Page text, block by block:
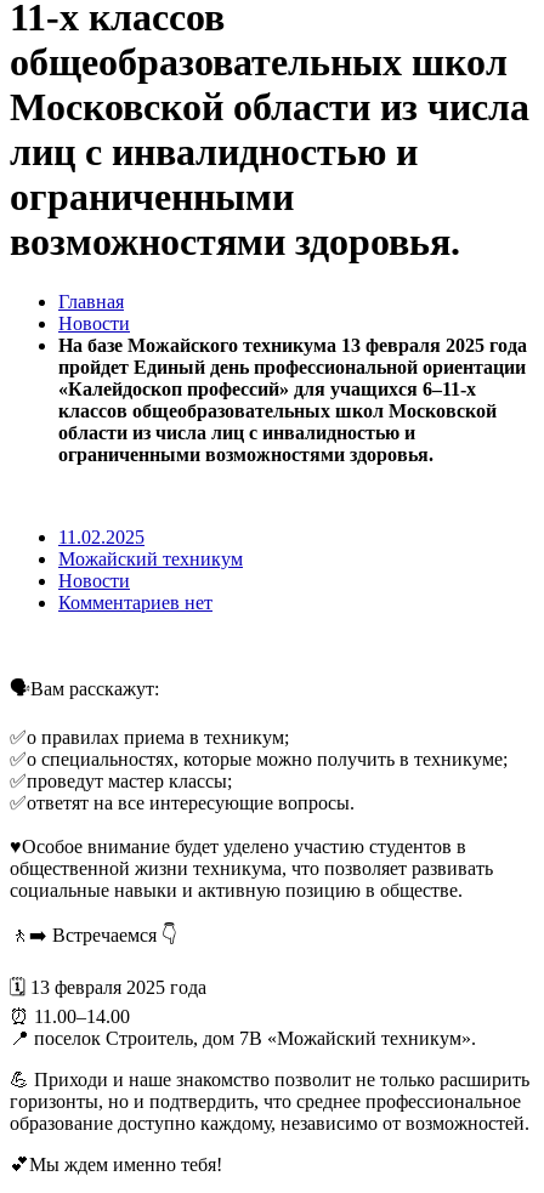
11-х классов
общеобразовательных школ
Московской области из числа
лиц с инвалидностью и
ограниченными
возможностями здоровья.
Главная
Новости
На базе Можайского техникума 13 февраля 2025 года
пройдет Единый день профессиональной ориентации
«Калейдоскоп профессий» для учащихся 6–11-х
классов общеобразовательных школ Московской
области из числа лиц с инвалидностью и
ограниченными возможностями здоровья.
11.02.2025
Можайский техникум
Новости
Комментариев нет
🗣️Вам расскажут:
✅о правилах приема в техникум;
✅о специальностях, которые можно получить в техникуме;
✅проведут мастер классы;
✅ответят на все интересующие вопросы.
♥️Особое внимание будет уделено участию студентов в
общественной жизни техникума, что позволяет развивать
социальные навыки и активную позицию в обществе.
🚶‍➡️ Встречаемся 👇
🗓️ 13 февраля 2025 года
⏰ 11.00–14.00
📍 поселок Строитель, дом 7В «Можайский техникум».
💪 Приходи и наше знакомство позволит не только расширить
горизонты, но и подтвердить, что среднее профессиональное
образование доступно каждому, независимо от возможностей.
💕Мы ждем именно тебя!